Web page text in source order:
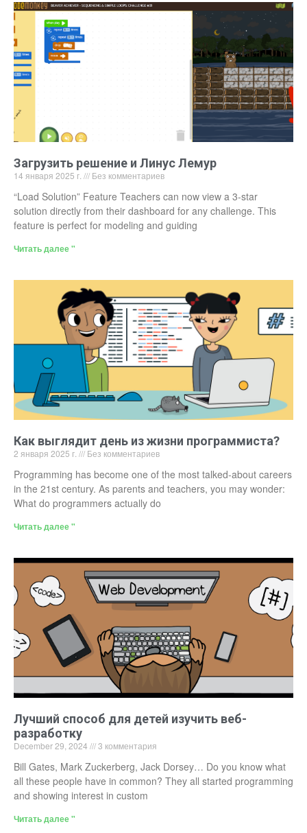
Загрузить решение и Линус Лемур
14 января 2025 г. Без комментариев
“Load Solution” Feature Teachers can now view a 3-star
solution directly from their dashboard for any challenge. This
feature is perfect for modeling and guiding
Читать далее "
Как выглядит день из жизни программиста?
2 января 2025 г. Без комментариев
Programming has become one of the most talked-about careers
in the 21st century. As parents and teachers, you may wonder:
What do programmers actually do
Читать далее "
Лучший способ для детей изучить веб-
разработку
December 29, 2024 3 комментария
Bill Gates, Mark Zuckerberg, Jack Dorsey… Do you know what
all these people have in common? They all started programming
and showing interest in custom
Читать далее "